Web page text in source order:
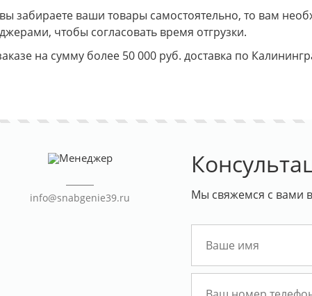
забираете ваши товары самостоятельно, то вам
чтобы согласовать время отгрузки.
на сумму более 50 000 руб. доставка по
info@snabgenie39.ru Мы свяжемся с вами